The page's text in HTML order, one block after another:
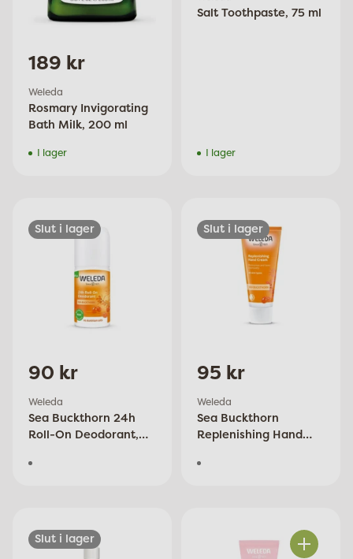
189 kr
Weleda
Rosmary Invigorating
Bath Milk, 200 ml
I lager
Salt Toothpaste, 75 ml
I lager
Slut i lager
90 kr
Weleda
Sea Buckthorn 24h
Roll-On Deodorant,
Slut i lager
95 kr
Weleda
Sea Buckthorn
Replenishing Hand
Slut i lager